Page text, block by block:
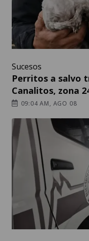
Sucesos
Perritos a salvo
Canalitos, zona
09:04 AM, AGO 08